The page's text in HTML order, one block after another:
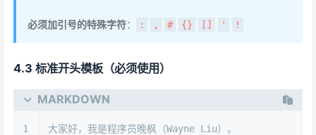
必须加引号的特殊字符： : , # {} [] ' !
4.3 标准开头模板（必须使用）
MARKDOWN
1
大家好，我是程序员晚枫（Wayne Liu）。